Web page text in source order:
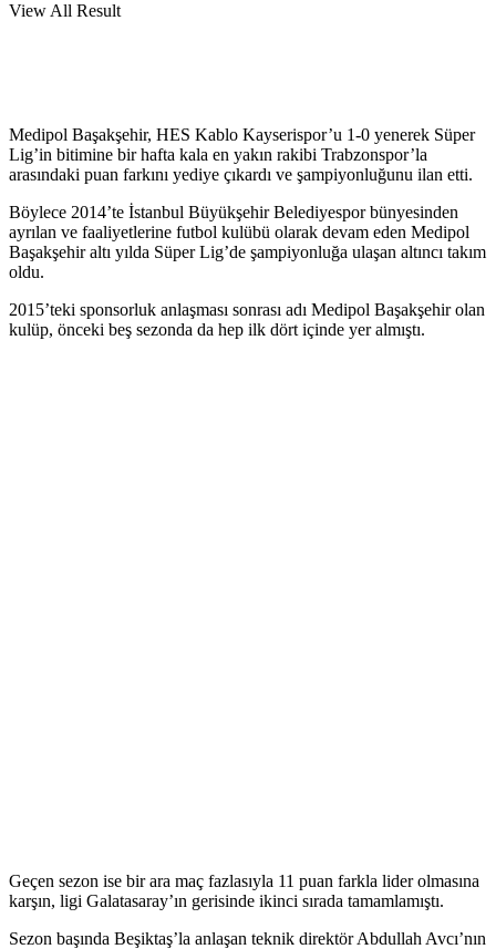
View All Result
Medipol Başakşehir, HES Kablo Kayserispor’u 1-0 yenerek Süper
Lig’in bitimine bir hafta kala en yakın rakibi Trabzonspor’la
arasındaki puan farkını yediye çıkardı ve şampiyonluğunu ilan etti.
Böylece 2014’te İstanbul Büyükşehir Belediyespor bünyesinden
ayrılan ve faaliyetlerine futbol kulübü olarak devam eden Medipol
Başakşehir altı yılda Süper Lig’de şampiyonluğa ulaşan altıncı takım
oldu.
2015’teki sponsorluk anlaşması sonrası adı Medipol Başakşehir olan
kulüp, önceki beş sezonda da hep ilk dört içinde yer almıştı.
Geçen sezon ise bir ara maç fazlasıyla 11 puan farkla lider olmasına
karşın, ligi Galatasaray’ın gerisinde ikinci sırada tamamlamıştı.
Sezon başında Beşiktaş’la anlaşan teknik direktör Abdullah Avcı’nın